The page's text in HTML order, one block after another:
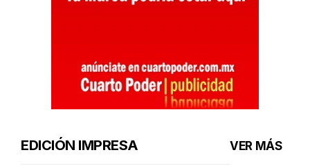
EDICIÓN IMPRESA VER MÁS